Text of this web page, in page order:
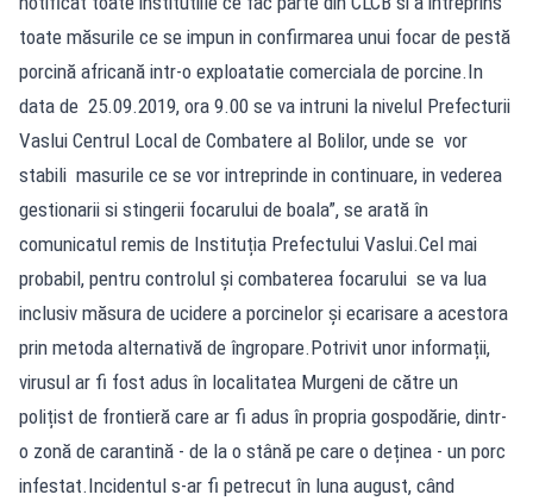
toate măsurile ce se impun in confirmarea unui focar de pestă
porcină africană intr-o exploatatie comerciala de porcine.In
data de 25.09.2019, ora 9.00 se va intruni la nivelul Prefecturii
Vaslui Centrul Local de Combatere al Bolilor, unde se vor
stabili masurile ce se vor intreprinde in continuare, in vederea
gestionarii si stingerii focarului de boala”, se arată în
comunicatul remis de Instituția Prefectului Vaslui.Cel mai
probabil, pentru controlul şi combaterea focarului se va lua
inclusiv măsura de ucidere a porcinelor și ecarisare a acestora
prin metoda alternativă de îngropare.Potrivit unor informații,
virusul ar fi fost adus în localitatea Murgeni de către un
polițist de frontieră care ar fi adus în propria gospodărie, dintr-
o zonă de carantină - de la o stână pe care o deținea - un porc
infestat.Incidentul s-ar fi petrecut în luna august, când